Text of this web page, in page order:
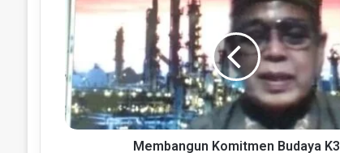
K3
Membangun Komitmen Budaya K3